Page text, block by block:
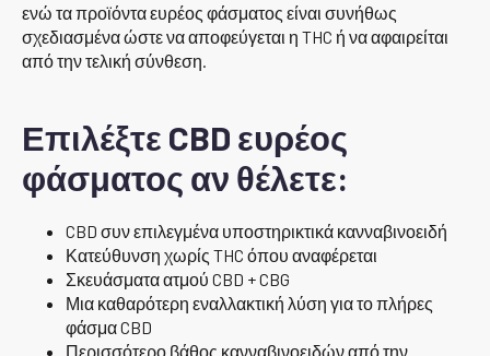
ενώ τα προϊόντα ευρέος φάσματος είναι συνήθως
σχεδιασμένα ώστε να αποφεύγεται η THC ή να αφαιρείται
από την τελική σύνθεση.
Επιλέξτε CBD ευρέος
φάσματος αν θέλετε:
CBD συν επιλεγμένα υποστηρικτικά κανναβινοειδή
Κατεύθυνση χωρίς THC όπου αναφέρεται
Σκευάσματα ατμού CBD + CBG
Μια καθαρότερη εναλλακτική λύση για το πλήρες
φάσμα CBD
Περισσότερο βάθος κανναβινοειδών από την